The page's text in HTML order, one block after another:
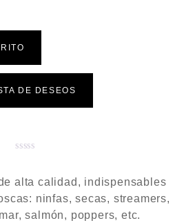
e
5
DE DESEOS
l
o
r
alta calidad, indispensables
ninfas, secas, streamers,
salmón, poppers, etc.